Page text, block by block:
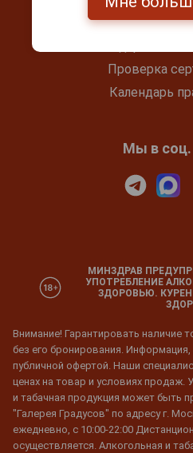
Блог
Проверка
Календарь
Мы в соц.
МИНЗДРАВ
УПОТРЕБЛЕНИЕ
ЗДОРОВЬЮ.
Внимание! Гарантировать наличие
без его бронирования. Информация,
публичной офертой. Наши
ценах на товар и условиях продаж.
и табачная продукция может быть
"Галерея Градусов" по адресу г.
ежедневно, с 10:00-22:00
осуществляется. Алкогольная и